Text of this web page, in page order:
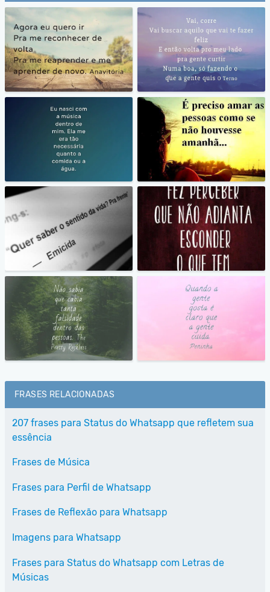
FRASES RELACIONADAS
207 frases para Status do Whatsapp que refletem sua
essência
Frases de Música
Frases para Perfil de Whatsapp
Frases de Reflexão para Whatsapp
Imagens para Whatsapp
Frases para Status do Whatsapp com Letras de
Músicas